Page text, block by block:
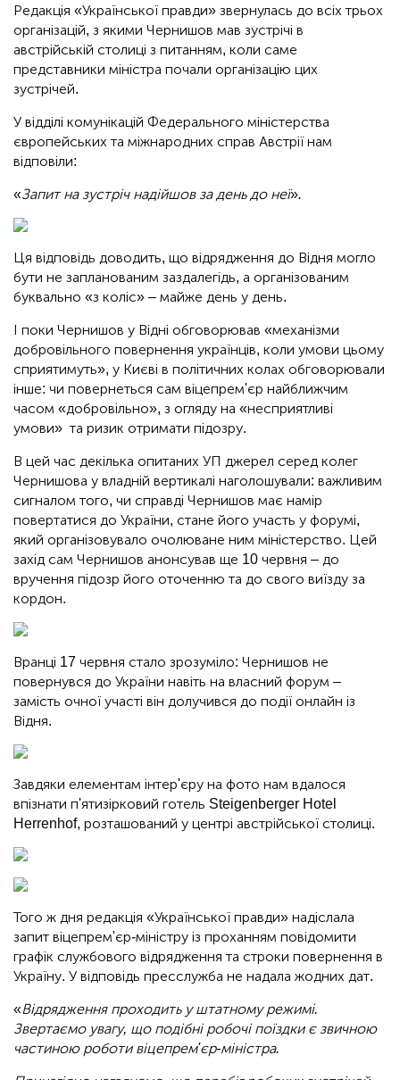
Редакція «Української правди» звернулась до всіх трьох
організацій, з якими Чернишов мав зустрічі в
австрійській столиці з питанням, коли саме
представники міністра почали організацію цих
зустрічей.
У відділі комунікацій Федерального міністерства
європейських та міжнародних справ Австрії нам
відповіли:
«Запит на зустріч надійшов за день до неї».
Ця відповідь доводить, що відрядження до Відня могло
бути не запланованим заздалегідь, а організованим
буквально «з коліс» – майже день у день.
І поки Чернишов у Відні обговорював «механізми
добровільного повернення українців, коли умови цьому
сприятимуть», у Києві в політичних колах обговорювали
інше: чи повернеться сам віцепрем'єр найближчим
часом «добровільно», з огляду на «несприятливі
умови» та ризик отримати підозру.
В цей час декілька опитаних УП джерел серед колег
Чернишова у владній вертикалі наголошували: важливим
сигналом того, чи справді Чернишов має намір
повертатися до України, стане його участь у форумі,
який організовувало очолюване ним міністерство. Цей
захід сам Чернишов анонсував ще 10 червня – до
вручення підозр його оточенню та до свого виїзду за
кордон.
Вранці 17 червня стало зрозуміло: Чернишов не
повернувся до України навіть на власний форум –
замість очної участі він долучився до події онлайн із
Відня.
Завдяки елементам інтер'єру на фото нам вдалося
впізнати п'ятизірковий готель Steigenberger Hotel
Herrenhof, розташований у центрі австрійської столиці.
Того ж дня редакція «Української правди» надіслала
запит віцепрем'єр-міністру із проханням повідомити
графік службового відрядження та строки повернення в
Україну. У відповідь пресслужба не надала жодних дат.
«Відрядження проходить у штатному режимі.
Звертаємо увагу, що подібні робочі поїздки є звичною
частиною роботи віцепрем'єр-міністра.